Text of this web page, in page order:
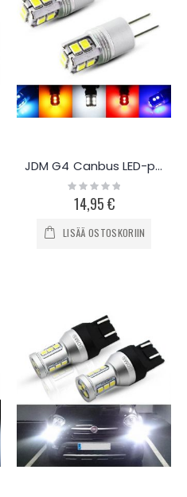
JDM G4 Canbus LED-polttimo, 2kpl
Rating:
0%
14,95 €
LISÄÄ OSTOSKORIIN